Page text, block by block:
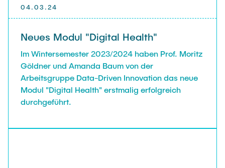
04.03.24
Neues Modul "Digital Health"
Im Wintersemester 2023/2024 haben Prof. Moritz
Göldner und Amanda Baum von der
Arbeitsgruppe Data-Driven Innovation das neue
Modul "Digital Health" erstmalig erfolgreich
durchgeführt.